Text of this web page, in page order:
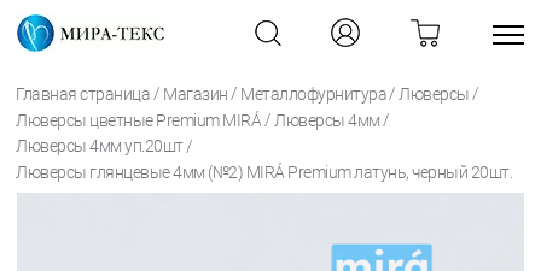
Главная страница / Магазин / Металлофурнитура / Люверсы /
Люверсы цветные Premium MIRÁ / Люверсы 4мм /
Люверсы 4мм уп.20шт /
Люверсы глянцевые 4мм (№2) MIRÁ Premium латунь, черный 20шт.